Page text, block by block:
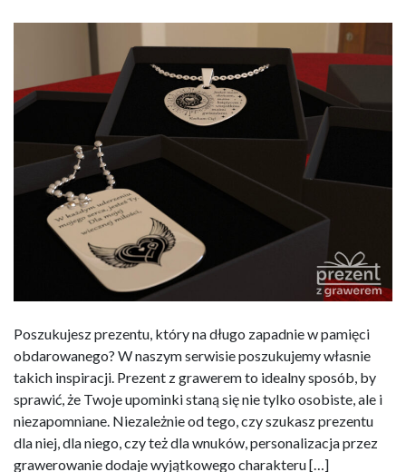
Poszukujesz prezentu, który na długo zapadnie w pamięci
obdarowanego? W naszym serwisie poszukujemy własnie
takich inspiracji. Prezent z grawerem to idealny sposób, by
sprawić, że Twoje upominki staną się nie tylko osobiste, ale i
niezapomniane. Niezależnie od tego, czy szukasz prezentu
dla niej, dla niego, czy też dla wnuków, personalizacja przez
grawerowanie dodaje wyjątkowego charakteru […]